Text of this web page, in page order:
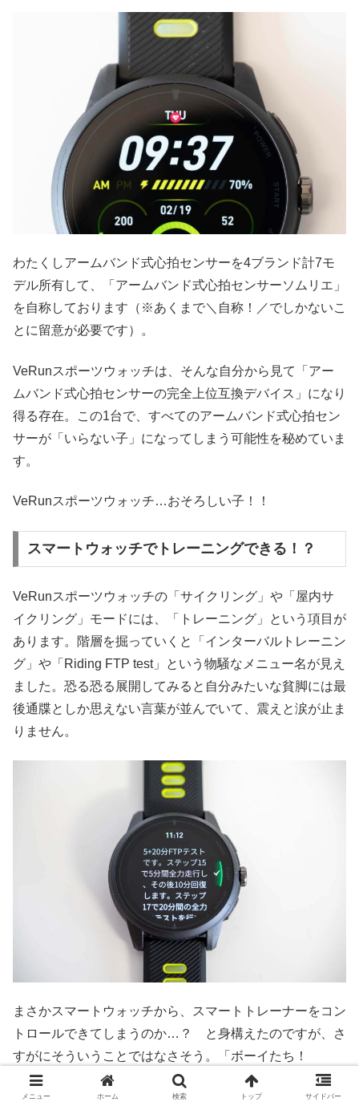
わたくしアームバンド式心拍センサーを4ブランド計7モ
デル所有して、「アームバンド式心拍センサーソムリエ」
を自称しております（※あくまで＼自称！／でしかないこ
とに留意が必要です）。
VeRunスポーツウォッチは、そんな自分から見て「アー
ムバンド式心拍センサーの完全上位互換デバイス」になり
得る存在。この1台で、すべてのアームバンド式心拍セン
サーが「いらない子」になってしまう可能性を秘めていま
す。
VeRunスポーツウォッチ…おそろしい子！！
スマートウォッチでトレーニングできる！？
VeRunスポーツウォッチの「サイクリング」や「屋内サ
イクリング」モードには、「トレーニング」という項目が
あります。階層を掘っていくと「インターバルトレーニン
グ」や「Riding FTP test」という物騒なメニュー名が見え
ました。恐る恐る展開してみると自分みたいな貧脚には最
後通牒としか思えない言葉が並んでいて、震えと涙が止ま
りません。
まさかスマートウォッチから、スマートトレーナーをコン
トロールできてしまうのか…？ と身構えたのですが、さ
すがにそういうことではなさそう。「ボーイたち！
VeRunスポーツウォッチの指示に従って、出力を調整す
れば表記のトレーニングができるYO！」というガイド的
メニュー ホーム 検索 トップ サイドバー